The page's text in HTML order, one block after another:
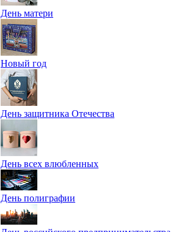
День матери
Новый год
День защитника Отечества
День всех влюбленных
День полиграфии